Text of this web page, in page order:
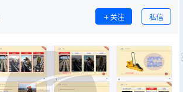
关注 私信